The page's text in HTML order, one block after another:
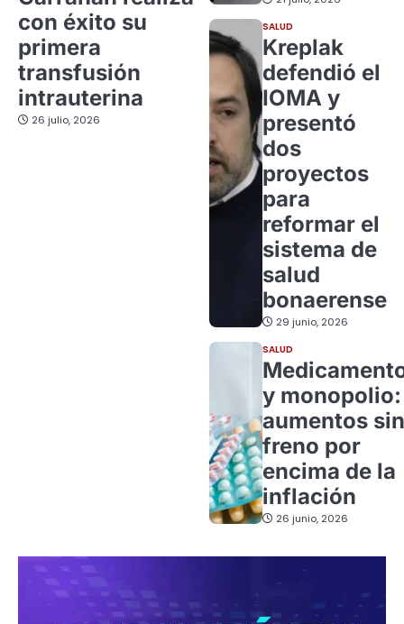
con éxito su
primera
transfusión
intrauterina
26 julio, 2026
SALUD
Kreplak
defendió el
IOMA y
presentó
dos
proyectos
para
reformar el
sistema de
salud
bonaerense
29 junio, 2026
SALUD
y monopolio:
aumentos sin
freno por
encima de la
inflación
26 junio, 2026